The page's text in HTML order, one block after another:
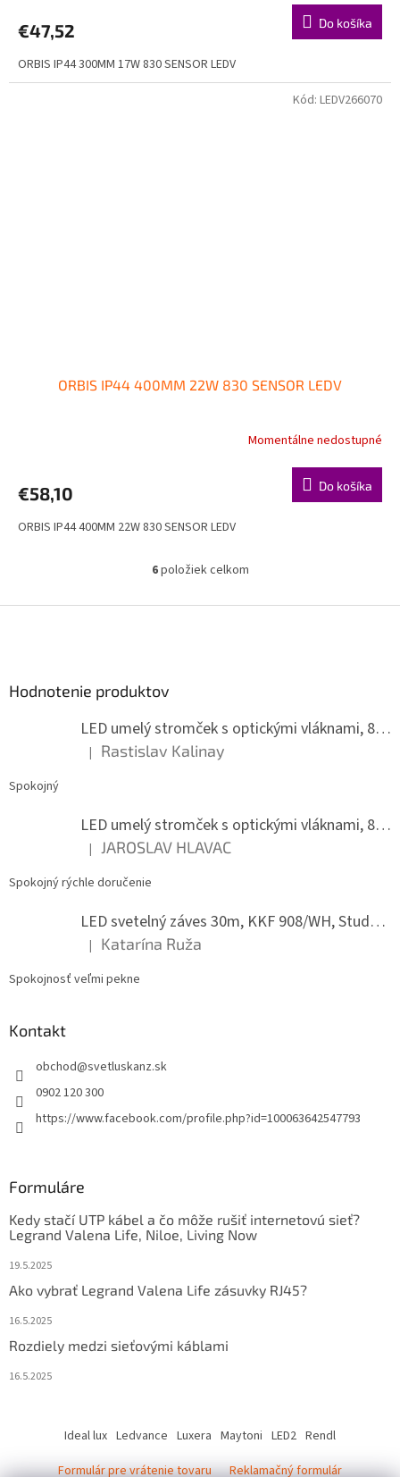
€47,52 Do košíka
ORBIS IP44 300MM 17W 830 SENSOR LEDV
ORBIS IP44 400MM 22W 830 SENSOR LEDV
Momentálne nedostupné
€58,10 Do košíka
ORBIS IP44 400MM 22W 830 SENSOR LEDV
Kód: LEDV266070
O
l
p
r
v
ý
p
6položiek celkom
Hodnotenie produktov
LED umelý stromček s optickými vláknami, 80 cm
Hodnotenie produktu je 5 z 5 hviezdičiek.
| Rastislav Kalinay
Spokojný
LED umelý stromček s optickými vláknami, 80 cm
Hodnotenie produktu je 5 z 5 hviezdičiek.
| JAROSLAV HLAVAC
Spokojný rýchle doručenie
LED svetelný záves 30m, KKF 908/WH, Studená biela
Hodnotenie produktu je 5 z 5 hviezdičiek.
| Katarína Ruža
Spokojnosť veľmi pekne
Kontakt
obchod@svetluskanz.sk
0902 120 300
https://www.facebook.com/profile.php?id=100063642547793
Formuláre
Kedy stačí UTP kábel a čo môže rušiť internetovú sieť?
Legrand Valena Life, Niloe, Living Now
19.5.2025
Ako vybrať Legrand Valena Life zásuvky RJ45?
16.5.2025
Rozdiely medzi sieťovými káblami
16.5.2025
Ideal lux Ledvance Luxera Maytoni LED2 Rendl
Formulár pre vrátenie tovaru
Reklamačný formulár